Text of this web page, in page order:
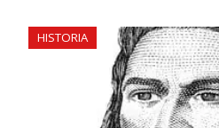
HISTORIA